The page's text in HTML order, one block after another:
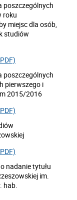
poszczególnych
roku
miejsc dla osób,
studiów
poszczególnych
pierwszego i
2015/2016
nadanie tytułu
im.
hab.